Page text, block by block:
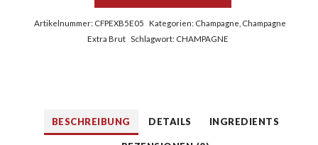
Artikelnummer: CFPEXB5E05 Kategorien: Champagne Champagne
Extra Brut Schlagwort: CHAMPAGNE
BESCHREIBUNG DETAILS INGREDIENTS